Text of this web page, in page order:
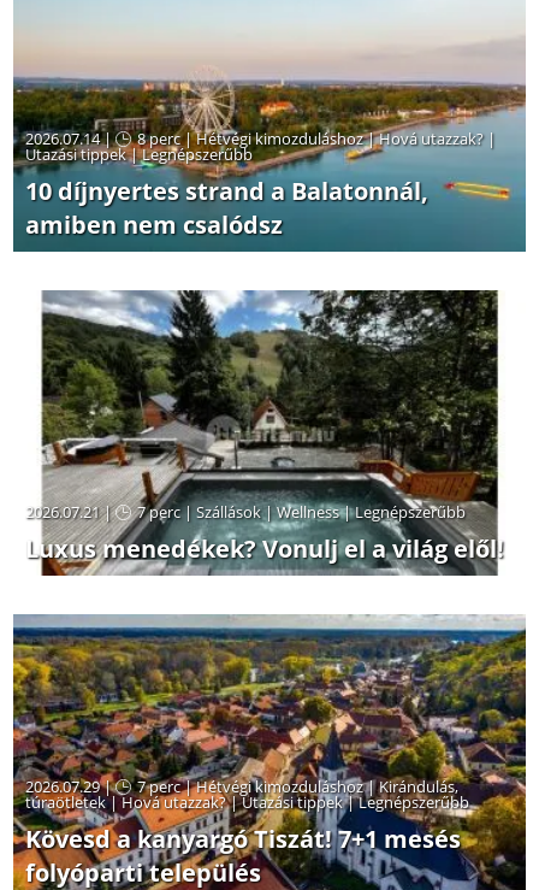
2026.07.14 | 8 perc|Hétvégi kimozduláshoz|Hová utazzak? |
Utazási tippek|Legnépszerűbb
10 díjnyertes strand a Balatonnál,
amiben nem csalódsz
2026.07.21 | 7 perc|Szállások|Wellness|Legnépszerűbb
Luxus menedékek? Vonulj el a világ elől!
2026.07.29 | 7 perc|Hétvégi kimozduláshoz|Kirándulás,
túraötletek|Hová utazzak?|Utazási tippek|Legnépszerűbb
Kövesd a kanyargó Tiszát! 7+1 mesés
folyóparti település